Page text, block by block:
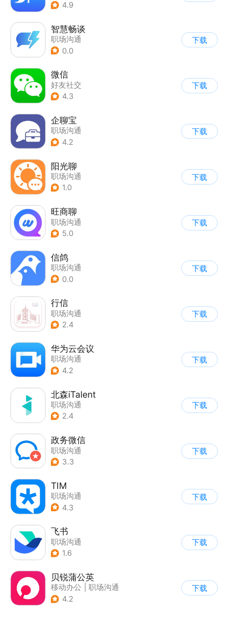
4.9
智慧畅谈
职场沟通
0.0
下载
微信
好友社交
4.3
下载
企聊宝
职场沟通
4.2
下载
阳光聊
职场沟通
1.0
下载
旺商聊
职场沟通
5.0
下载
信鸽
职场沟通
0.0
下载
行信
职场沟通
2.4
下载
华为云会议
职场沟通
4.2
下载
北森iTalent
职场沟通
2.4
下载
政务微信
职场沟通
3.3
下载
TIM
职场沟通
4.3
下载
飞书
职场沟通
1.6
下载
贝锐蒲公英
移动办公
职场沟通
4.2
下载